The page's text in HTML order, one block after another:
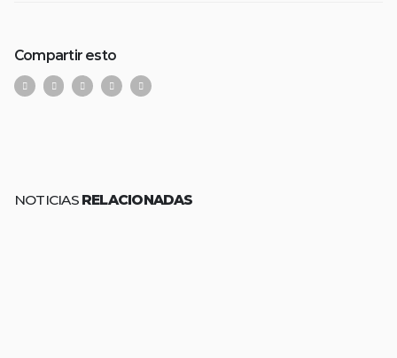
Compartir esto
NOTICIAS RELACIONADAS